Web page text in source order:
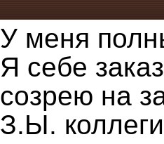
У меня
Я себе
созрею на
З.Ы.